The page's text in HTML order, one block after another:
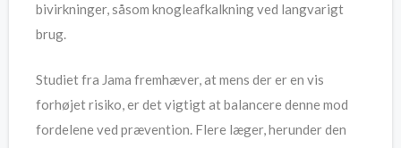
bivirkninger, såsom knogleafkalkning ved langvarigt
brug.
Studiet fra Jama fremhæver, at mens der er en vis
forhøjet risiko, er det vigtigt at balancere denne mod
fordelene ved prævention. Flere læger, herunder den